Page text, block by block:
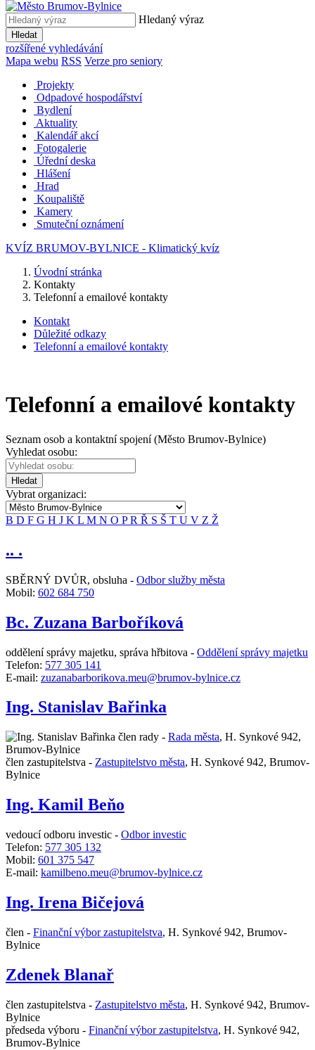
Hledaný výraz
Hledat
rozšířené vyhledávání
Mapa webu RSS Verze pro seniory
Projekty
Odpadové hospodářství
Bydlení
Aktuality
Kalendář akcí
Fotogalerie
Úřední deska
Hlášení
Hrad
Koupaliště
Kamery
Smuteční oznámení
KVÍZ BRUMOV-BYLNICE - Klimatický kvíz
Úvodní stránka
Kontakty
Telefonní a emailové kontakty
Kontakt
Důležité odkazy
Telefonní a emailové kontakty
Telefonní a emailové kontakty
Seznam osob a kontaktní spojení (Město Brumov-Bylnice)
Vyhledat osobu:
Hledat
Vybrat organizaci:
B D F G H J K L M N O PR Ř S Š T U V Z Ž
.. .
SBĚRNÝ DVŮR, obsluha - Odbor služby města
Mobil: 602 684 750
Bc. Zuzana Barboříková
oddělení správy majetku, správa hřbitova - Oddělení správy majetku
Telefon: 577 305 141
E-mail: zuzanabarborikova.meu@brumov-bylnice.cz
Ing. Stanislav Bařinka
člen rady - Rada města, H. Synkové 942,
Brumov-Bylnice
člen zastupitelstva - Zastupitelstvo města, H. Synkové 942, Brumov-
Bylnice
Ing. Kamil Beňo
vedoucí odboru investic - Odbor investic
Telefon: 577 305 132
Mobil: 601 375 547
E-mail: kamilbeno.meu@brumov-bylnice.cz
Ing. Irena Bičejová
člen - Finanční výbor zastupitelstva, H. Synkové 942, Brumov-
Bylnice
Zdenek Blanař
člen zastupitelstva - Zastupitelstvo města, H. Synkové 942, Brumov-
Bylnice
předseda výboru - Finanční výbor zastupitelstva, H. Synkové 942,
Brumov-Bylnice